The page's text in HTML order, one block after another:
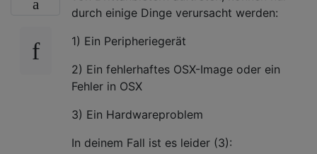
com.apple.iokit.IOBDStorageFamily   1.7
com.apple.iokit.IODVDStorageFamily  1.7.1
com.apple.iokit.IOCDStorageFamily   1.7.1
com.apple.iokit.IOAHCISerialATAPI   2.6.1
com.apple.iokit.IOUSBUserClient 660.4.2
com.apple.iokit.IOEthernetAVBController
com.apple.driver.mDNSOffloadUserClient
com.apple.iokit.IONetworkingFamily  3.2
durch einige Dinge verursacht werden:
1) Ein Peripheriegerät
2) Ein fehlerhaftes OSX-Image oder ein
Fehler in OSX
3) Ein Hardwareproblem
In deinem Fall ist es leider (3):